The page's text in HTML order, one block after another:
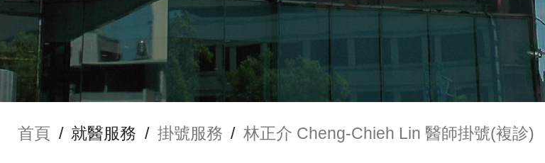
首頁 / 就醫服務 / 掛號服務 / 林正介 Cheng-Chieh Lin 醫師掛號(複診)